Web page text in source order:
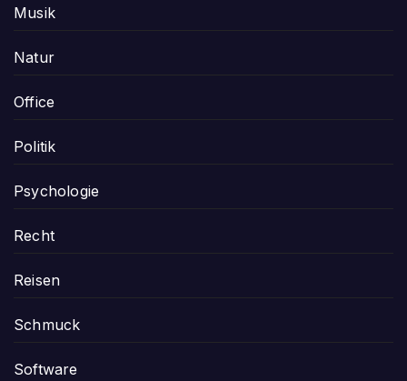
Musik
Natur
Office
Politik
Psychologie
Recht
Reisen
Schmuck
Software